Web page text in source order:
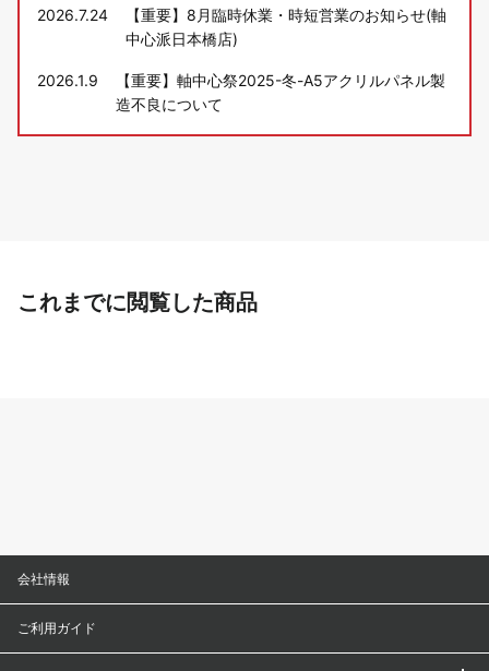
2026.7.24
【重要】8月臨時休業・時短営業のお知らせ(軸
中心派日本橋店)
2026.1.9
【重要】軸中心祭2025-冬-A5アクリルパネル製
造不良について
これまでに閲覧した商品
会社情報
ご利用ガイド